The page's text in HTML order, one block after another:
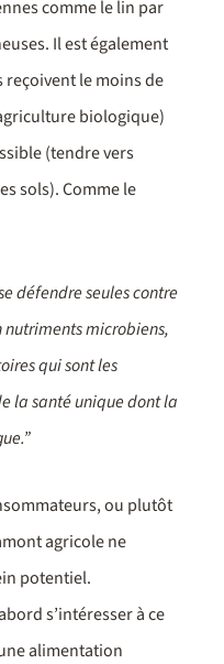
comme le lin par
Il est également
reçoivent le moins de
biologique)
(tendre vers
sols). Comme le
défendre seules contre
nutriments microbiens,
qui sont les
la santé unique dont la
ou plutôt
agricole ne
potentiel.
s’intéresser à ce
alimentation